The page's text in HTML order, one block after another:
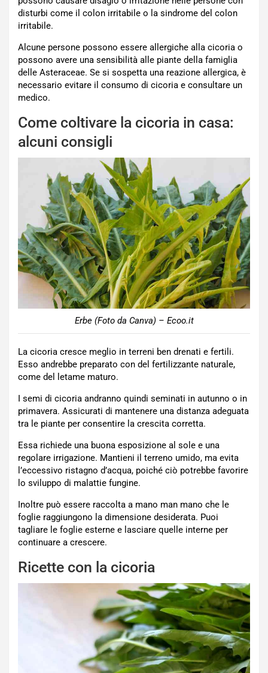
disturbi come il colon irritabile o la sindrome del colon
irritabile.
Alcune persone possono essere allergiche alla cicoria o
possono avere una sensibilità alle piante della famiglia
delle Asteraceae. Se si sospetta una reazione allergica, è
necessario evitare il consumo di cicoria e consultare un
medico.
Come coltivare la cicoria in casa:
alcuni consigli
Erbe (Foto da Canva) – Ecoo.it
La cicoria cresce meglio in terreni ben drenati e fertili.
Esso andrebbe preparato con del fertilizzante naturale,
come del letame maturo.
I semi di cicoria andranno quindi seminati in autunno o in
primavera. Assicurati di mantenere una distanza adeguata
tra le piante per consentire la crescita corretta.
Essa richiede una buona esposizione al sole e una
regolare irrigazione. Mantieni il terreno umido, ma evita
l’eccessivo ristagno d’acqua, poiché ciò potrebbe favorire
lo sviluppo di malattie fungine.
Inoltre può essere raccolta a mano man mano che le
foglie raggiungono la dimensione desiderata. Puoi
tagliare le foglie esterne e lasciare quelle interne per
continuare a crescere.
Ricette con la cicoria